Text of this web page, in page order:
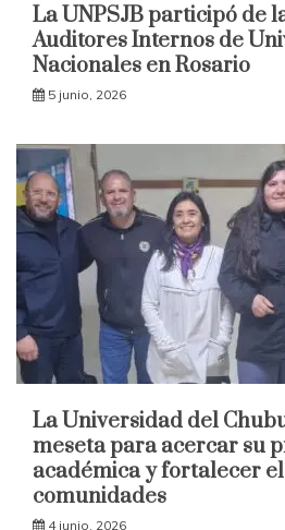
La UNPSJB participó de
Auditores Internos de
Nacionales en Rosario
5 junio, 2026
La Universidad del
meseta para acercar su
académica y fortalecer
comunidades
4 junio, 2026